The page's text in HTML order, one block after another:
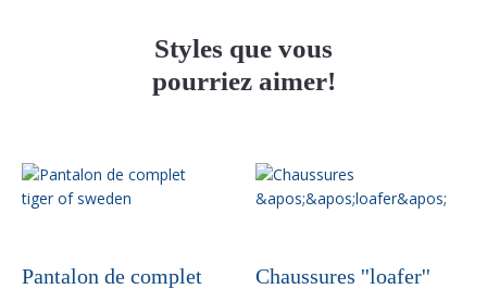
Styles que vous
pourriez aimer!
Pantalon de complet
Ce
produit
variations.
Chaussures ''loafer''